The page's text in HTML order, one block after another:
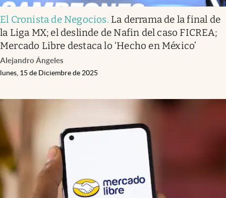
El Cronista de Negocios. La derrama de la final de
la Liga MX; el deslinde de Nafin del caso FICREA;
Mercado Libre destaca lo ‘Hecho en México’
Alejandro Ángeles
lunes, 15 de Diciembre de 2025